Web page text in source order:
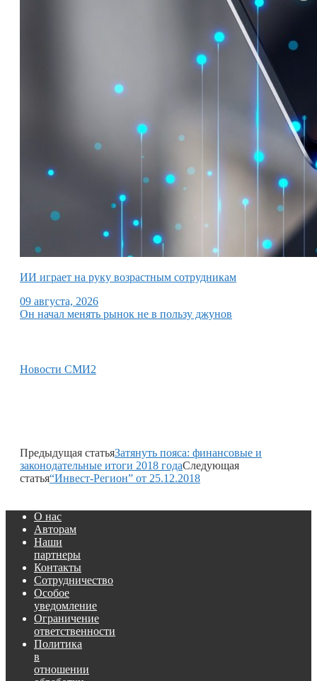
ИИ играет на руку возрастным сотрудникам
09 августа, 2026
Он начал менять рынок не в пользу джунов
Новости СМИ2
Предыдущая статьяЗатянуть пояса: финансовые и
законодательные итоги 2018 годаСледующая
статья“Инвест-Регион” от 25.12.2018
О нас
Авторам
Наши
партнеры
Контакты
Сотрудничество
Особое
уведомление
Ограничение
ответственности
Политика
в
отношении